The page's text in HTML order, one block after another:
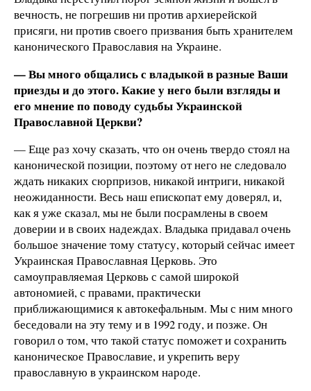
вечность, не погрешив ни против архиерейской
присяги, ни против своего призвания быть хранителем
канонического Православия на Украине.
— Вы много общались с владыкой в разные Ваши
приезды и до этого. Какие у него были взгляды и
его мнение по поводу судьбы Украинской
Православной Церкви?
— Еще раз хочу сказать, что он очень твердо стоял на
канонической позиции, поэтому от него не следовало
ждать никаких сюрпризов, никакой интриги, никакой
неожиданности. Весь наш епископат ему доверял, и,
как я уже сказал, мы не были посрамлены в своем
доверии и в своих надеждах. Владыка придавал очень
большое значение тому статусу, который сейчас имеет
Украинская Православная Церковь. Это
самоуправляемая Церковь с самой широкой
автономией, с правами, практически
приближающимися к автокефальным. Мы с ним много
беседовали на эту тему и в 1992 году, и позже. Он
говорил о том, что такой статус поможет и сохранить
каноническое Православие, и укрепить веру
православную в украинском народе.